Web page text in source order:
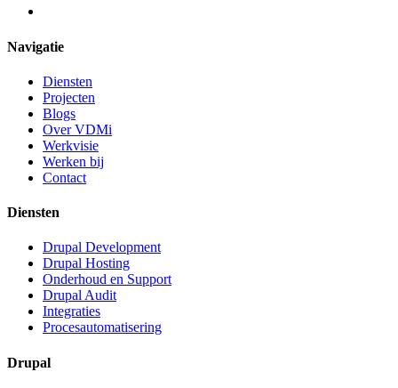
Navigatie
Diensten
Projecten
Blogs
Over VDMi
Werkvisie
Werken bij
Contact
Diensten
Drupal Development
Drupal Hosting
Onderhoud en Support
Drupal Audit
Integraties
Procesautomatisering
Drupal